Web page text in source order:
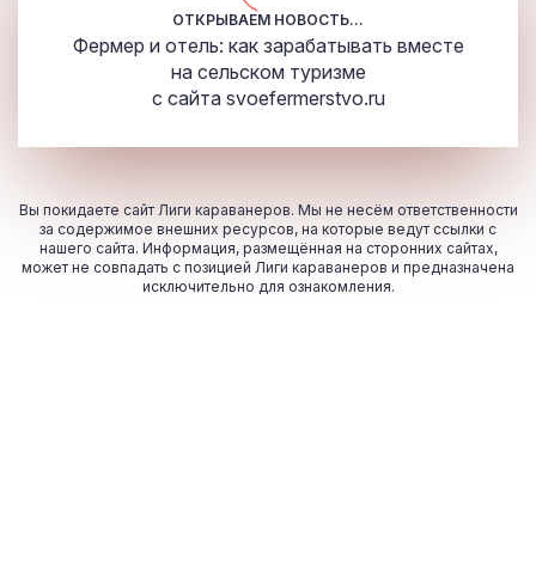
ОТКРЫВАЕМ НОВОСТЬ...
Фермер и отель: как зарабатывать вместе
на сельском туризме
с сайта svoefermerstvo.ru
Вы покидаете сайт Лиги караванеров. Мы не несём ответственности
за содержимое внешних ресурсов, на которые ведут ссылки с
нашего сайта. Информация, размещённая на сторонних сайтах,
может не совпадать с позицией Лиги караванеров и предназначена
исключительно для ознакомления.